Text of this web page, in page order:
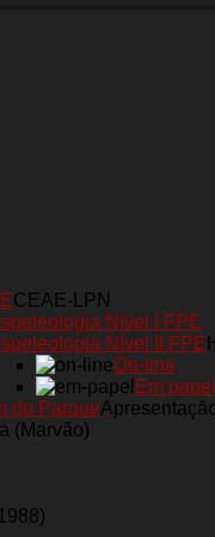
CEAE-LPN
Nível I FPE
Nível II FPE
On-line
Em papel
do Parque
(Marvão)